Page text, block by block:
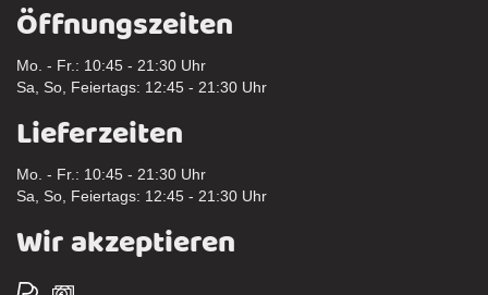
Öffnungszeiten
Mo. - Fr.: 10:45 - 21:30 Uhr
Sa, So, Feiertags: 12:45 - 21:30 Uhr
Lieferzeiten
Mo. - Fr.: 10:45 - 21:30 Uhr
Sa, So, Feiertags: 12:45 - 21:30 Uhr
Wir akzeptieren